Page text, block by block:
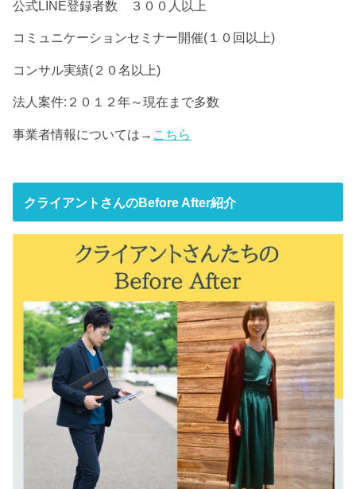
公式LINE登録者数 ３００人以上
コミュニケーションセミナー開催(１０回以上)
コンサル実績(２０名以上)
法人案件:２０１２年～現在まで多数
事業者情報については→ こちら
クライアントさんのBefore After紹介